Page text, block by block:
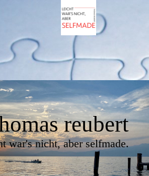
reubert
war's nicht, aber selfmade.